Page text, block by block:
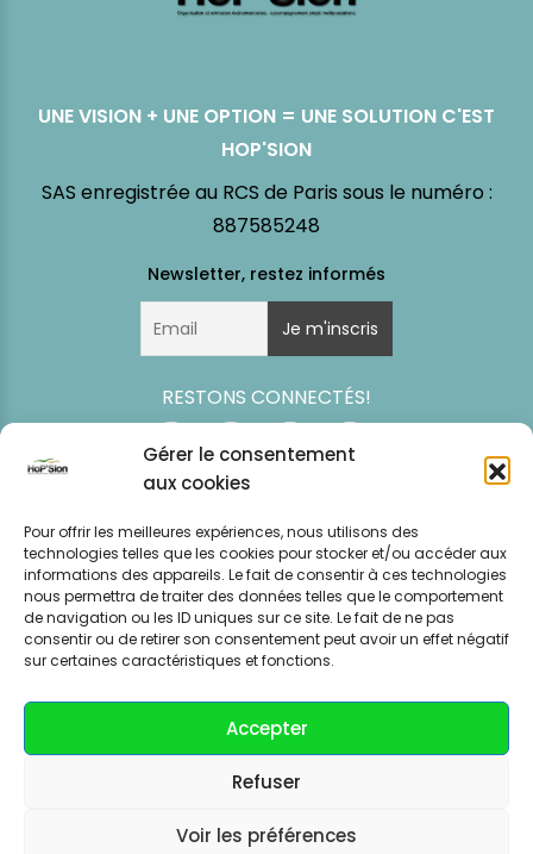
Gérer le consentement
aux cookies
Pour offrir les meilleures expériences, nous utilisons des
technologies telles que les cookies pour stocker et/ou accéder aux
informations des appareils. Le fait de consentir à ces technologies
nous permettra de traiter des données telles que le comportement
de navigation ou les ID uniques sur ce site. Le fait de ne pas
consentir ou de retirer son consentement peut avoir un effet négatif
sur certaines caractéristiques et fonctions.
Accepter
Refuser
Voir les préférences
UNE VISION + UNE OPTION = UNE SOLUTION C'EST
HOP'SION
SAS enregistrée au RCS de Paris sous le numéro :
887585248
RESTONS CONNECTÉS!
Simulation
tarifaire
Event
News
Mentions légales
CGV – CGU
Politique de